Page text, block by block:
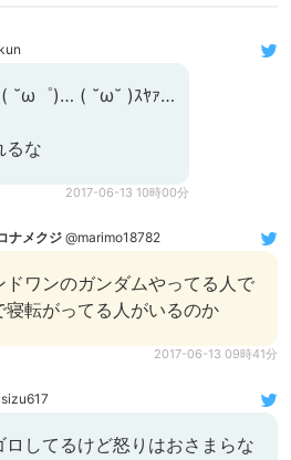
˘ω゜)… ( ˘ω˘ )ｽﾔｧ…
るな
2017-06-13 10時00分
ナメクジ@marimo18782
ドワンのガンダムやってる人で
寝転がってる人がいるのか
2017-06-13 09時41分
ロしてるけど怒りはおさまらな